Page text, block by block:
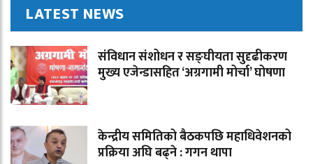
LATEST NEWS
संविधान संशोधन र सङ्घीयता सुदृढीकरण
मुख्य एजेन्डासहित ‘अग्रगामी मोर्चा’ घोषणा
केन्द्रीय समितिको बैठकपछि महाधिवेशनको
प्रक्रिया अघि बढ्ने : गगन थापा